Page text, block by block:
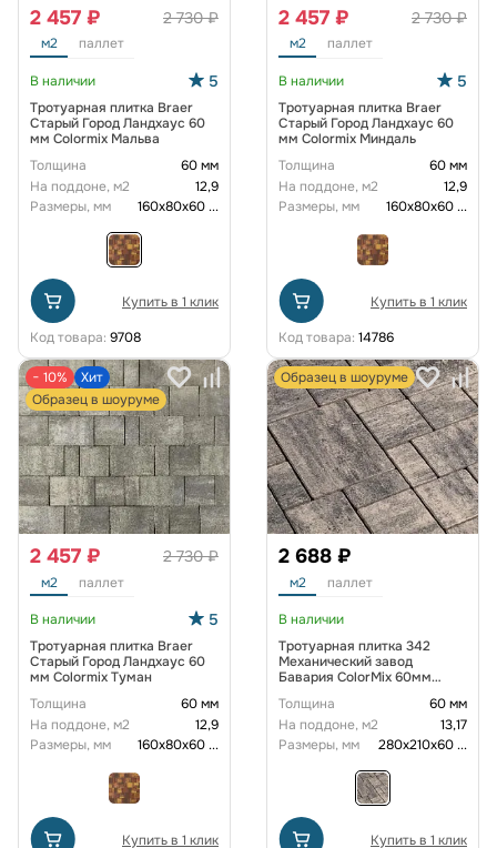
2 730 ₽
2 457 ₽
м2 паллет
В наличии 5
Тротуарная плитка Braer
Старый Город Ландхаус 60
мм Colormix Мальва
Толщина
60 мм
На поддоне, м2
12,9
Размеры, мм
160х80х60...
Купить в 1 клик
Код товара: 9708
2 730 ₽
2 457 ₽
м2 паллет
В наличии 5
Тротуарная плитка Braer
Старый Город Ландхаус 60
мм Colormix Миндаль
Толщина
60 мм
На поддоне, м2
12,9
Размеры, мм
160х80х60...
Купить в 1 клик
Код товара: 14786
− 10%
Хит
Образец в шоуруме
2 730 ₽
2 457 ₽
м2 паллет
В наличии 5
Тротуарная плитка Braer
Старый Город Ландхаус 60
мм Colormix Туман
Толщина
60 мм
На поддоне, м2
12,9
Размеры, мм
160х80х60...
Купить в 1 клик
Образец в шоуруме
2 688 ₽
м2 паллет
В наличии
Тротуарная плитка 342
Механический завод
Бавария ColorMix 60мм
Толщина
60 мм
На поддоне, м2
13,17
Размеры, мм
280х210х60...
Купить в 1 клик